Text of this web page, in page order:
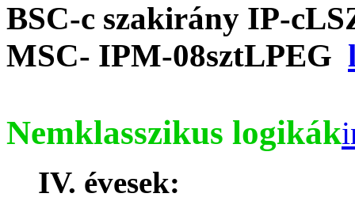
BSC-c szakirány IP-
MSC- IPM-08sztLPEG
Nemklasszikus logikák
IV. évesek: